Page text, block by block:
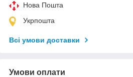
Нова Пошта
Укрпошта
Всі умови доставки
Умови оплати